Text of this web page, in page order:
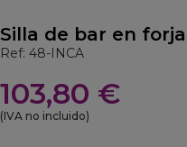
Silla de bar en
Ref: 48-INCA
103,80 €
(IVA no incluido)